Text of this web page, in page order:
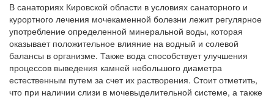
В санаториях Кировской области в условиях санаторного и
курортного лечения мочекаменной болезни лежит регулярное
употребление определенной минеральной воды, которая
оказывает положительное влияние на водный и солевой
балансы в организме. Также вода способствует улучшения
процессов выведения камней небольшого диаметра
естественным путем за счет их растворения. Стоит отметить,
что при наличии слизи в мочевыделительной системе, а также